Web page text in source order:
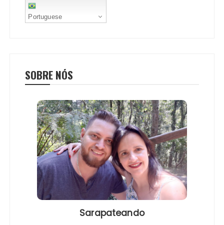
Portuguese
SOBRE NÓS
Sarapateando